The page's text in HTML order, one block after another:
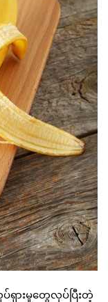
ရှားမှုတွေလုပ်ပြီးတဲ့